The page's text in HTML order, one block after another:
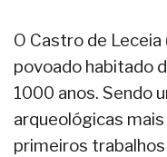
O Castro de
povoado habitado
1000 anos. Sendo
arqueológicas
primeiros